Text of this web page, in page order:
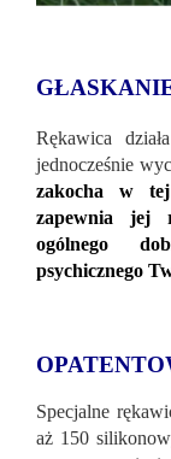
Rękawica
jednocześnie
zakocha w
zapewnia jej
ogólnego
psychicznego
Specjalne
aż 150